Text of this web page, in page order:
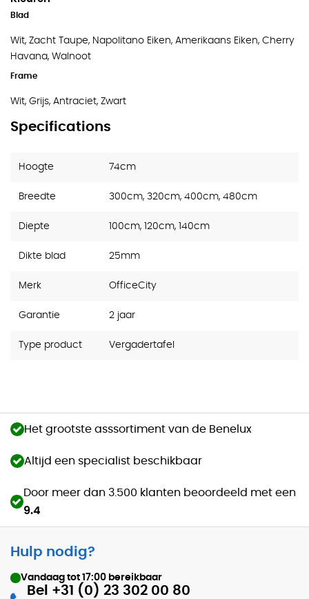
Blad
Wit, Zacht Taupe, Napolitano Eiken, Amerikaans Eiken, Cherry
Havana, Walnoot
Frame
Wit, Grijs, Antraciet, Zwart
Specifications
Hoogte 74cm
Breedte 300cm, 320cm, 400cm, 480cm
Diepte 100cm, 120cm, 140cm
Dikte blad 25mm
Merk OfficeCity
Garantie 2 jaar
Type product Vergadertafel
Het grootste asssortiment van de Benelux
Altijd een specialist beschikbaar
Door meer dan 3.500 klanten beoordeeld met een
9.4
Hulp nodig?
Vandaag tot 17:00 bereikbaar
Bel +31 (0) 23 302 00 80